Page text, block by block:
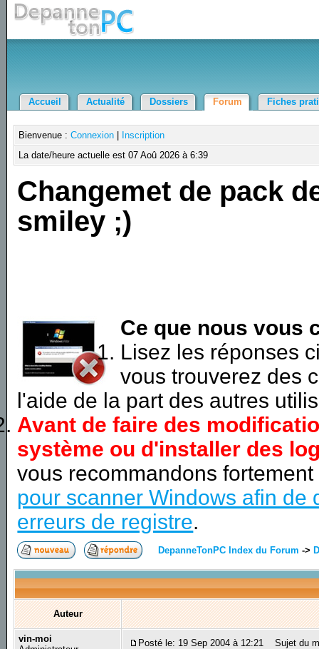
Accueil Actualité Dossiers Forum Fiches
Bienvenue :Connexion
Inscription
La date/heure actuelle est 07 Aoû 2026 à 6:39
Changemet de pack
smiley ;)
Ce que nous vous
Lisez les réponses
vous trouverez des
l'aide de la part des autres
Avant de faire des
système ou d'installer des
vous recommandons
pour scanner Windows afin de
erreurs de registre.
DepanneTonPC Index du Forum ->
Auteur
vin-moi
Posté le: 19 Sep 2004 à 12:21 Sujet du